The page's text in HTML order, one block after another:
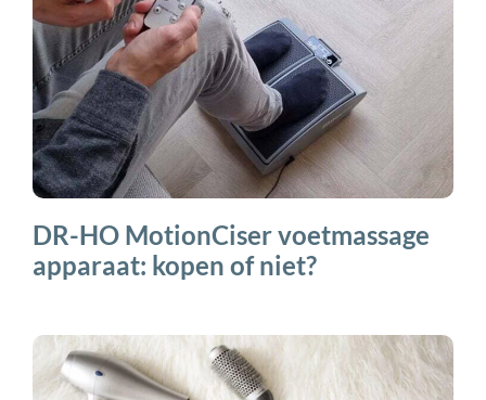
DR-HO MotionCiser voetmassage
apparaat: kopen of niet?